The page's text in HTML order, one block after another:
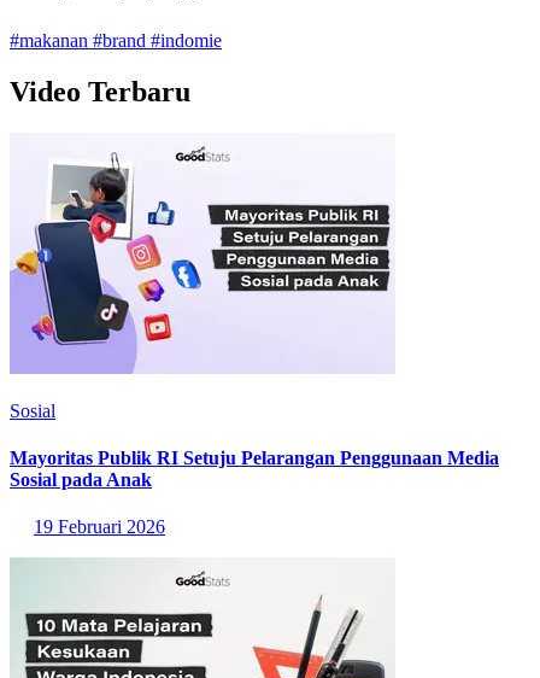
#makanan #brand #indomie
Video Terbaru
Sosial
Mayoritas Publik RI Setuju Pelarangan Penggunaan Media
Sosial pada Anak
19 Februari 2026